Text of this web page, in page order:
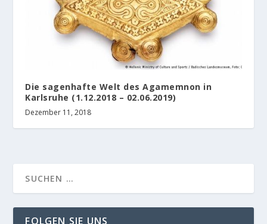
Die sagenhafte Welt des Agamemnon in
Karlsruhe (1.12.2018 – 02.06.2019)
Dezember 11, 2018
FOLGEN SIE UNS